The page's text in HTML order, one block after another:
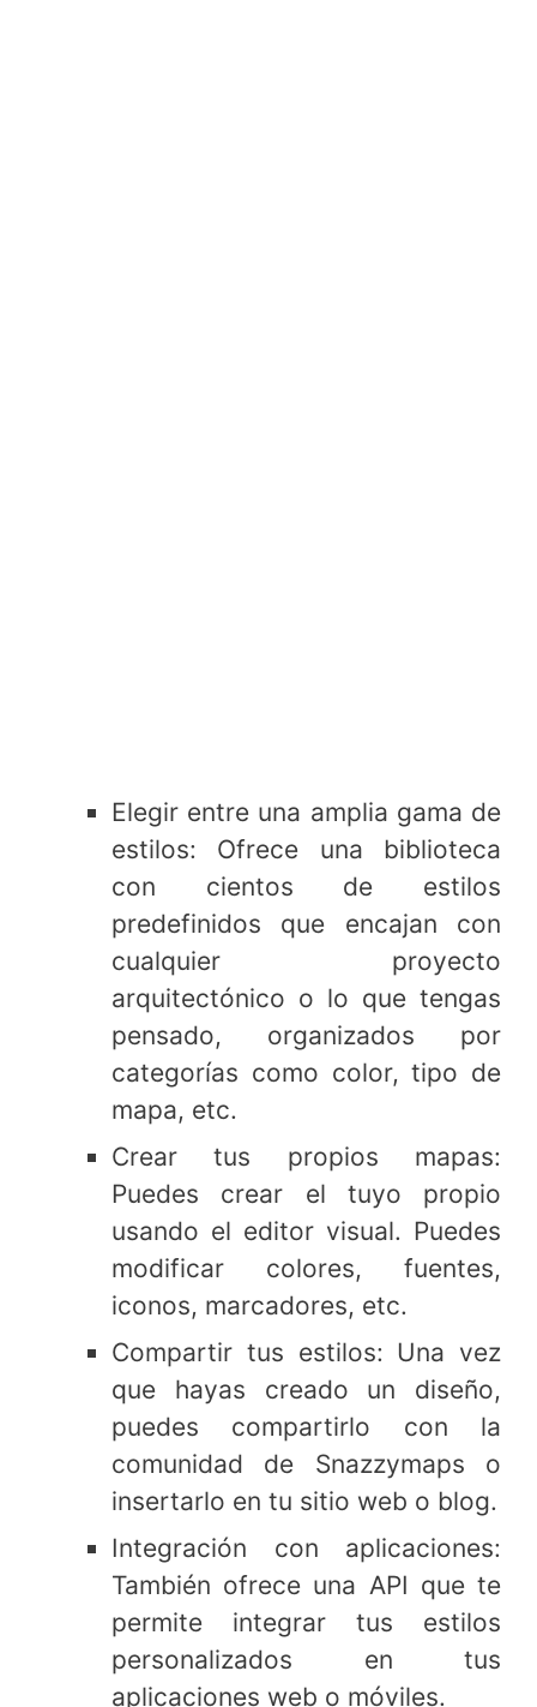
Elegir entre una amplia gama de
estilos: Ofrece una biblioteca
con cientos de estilos
predefinidos que encajan con
cualquier proyecto
arquitectónico o lo que tengas
pensado, organizados por
categorías como color, tipo de
mapa, etc.
Crear tus propios mapas:
Puedes crear el tuyo propio
usando el editor visual. Puedes
modificar colores, fuentes,
iconos, marcadores, etc.
Compartir tus estilos: Una vez
que hayas creado un diseño,
puedes compartirlo con la
comunidad de Snazzymaps o
insertarlo en tu sitio web o blog.
Integración con aplicaciones:
También ofrece una API que te
permite integrar tus estilos
personalizados en tus
aplicaciones web o móviles.